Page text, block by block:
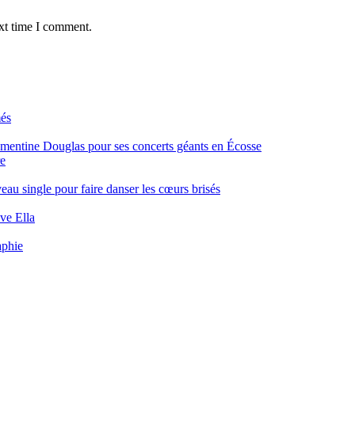
time I comment.
Douglas pour ses concerts géants en Écosse
single pour faire danser les cœurs brisés
Ella